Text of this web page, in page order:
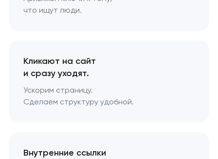
что ищут люди.
Кликают на сайт
и сразу уходят.
Ускорим страницу.
Сделаем структуру удобной.
Внутренние ссылки